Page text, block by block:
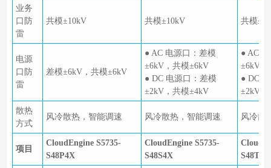
业务
口防
雷
共模±10kV 共模±10kV 共模
电源
口防
雷
差模±6kV，共模±6kV
● AC 电源口：差模
±6kV，共模±6kV
● DC 电源口：差模
±2kV，共模±4kV
● AC
±6kV，
● DC
±2kV，
散热
方式
风冷散热，智能调速 风冷散热，智能调速 风冷散
项目
CloudEngine S5735-
S48P4X
CloudEngine S5735-
S48S4X
S48T4X